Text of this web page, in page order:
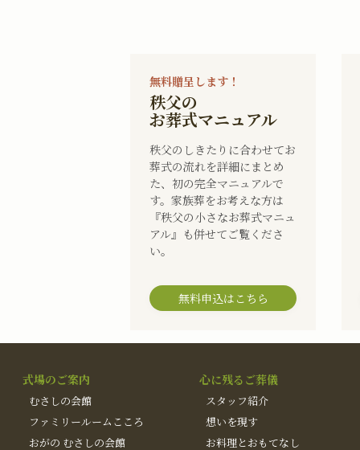
無料贈呈します！
秩父の
お葬式マニュアル
秩父のしきたりに合わせてお
葬式の流れを詳細にまとめ
た、初の完全マニュアルで
す。家族葬をお考えな方は
『秩父の小さなお葬式マニュ
アル』も併せてご覧くださ
い。
無料申込はこちら
式場のご案内
むさしの会館
ファミリールームこころ
おがの むさしの会館
心に残るご葬儀
スタッフ紹介
想いを現す
お料理とおもてなし